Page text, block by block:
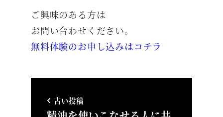
ご興味のある方は
お問い合わせください。
無料体験のお申し込みはコチラ
古い投稿